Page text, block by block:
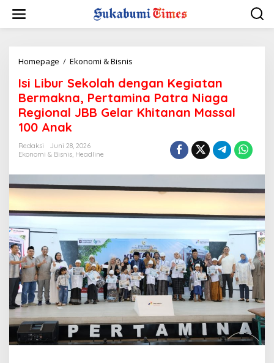
w
Homepage / Ekonomi & Bisnis
i
L
i
l
h
e
n
g
a
n
K
e
g
i
a
t
Isi Libur Sekolah dengan Kegiatan
Bermakna, Pertamina Patra Niaga
Regional JBB Gelar Khitanan Massal
100 Anak
Redaksi
Juni 28, 2026
Ekonomi & Bisnis, Headline